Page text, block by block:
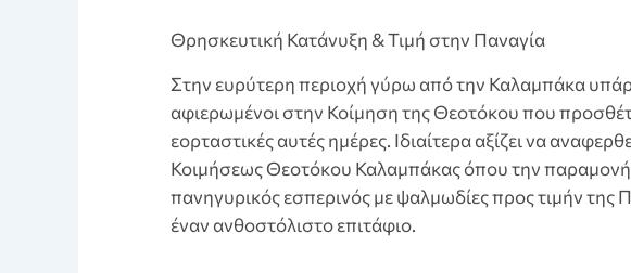
Θρησκευτική Κατάνυξη & Τιμή στην Παναγία
Στην ευρύτερη περιοχή γύρω από την Καλαμπάκα
αφιερωμένοι στην Κοίμηση της Θεοτόκου που
εορταστικές αυτές ημέρες. Ιδιαίτερα αξίζει να
Κοιμήσεως Θεοτόκου Καλαμπάκας όπου την παραμονή
πανηγυρικός εσπερινός με ψαλμωδίες προς τιμήν της
έναν ανθοστόλιστο επιτάφιο.